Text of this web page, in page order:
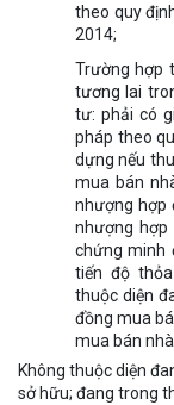
theo quy
2014;
Trường hợp
tương lai
tư: phải có
pháp theo
dựng nếu
mua bán
nhượng hợp
nhượng
chứng minh
tiến độ
thuộc diện
đồng mua
mua bán
Không thuộc diện
sở hữu; đang trong